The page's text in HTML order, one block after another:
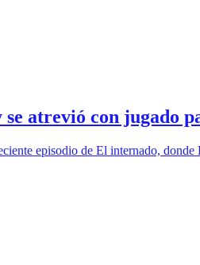
atrevió con jugado
episodio de El internado,